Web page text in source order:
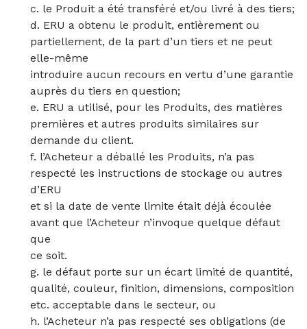
c. le Produit a été transféré et/ou livré à des tiers;
d. ERU a obtenu le produit, entièrement ou
partiellement, de la part d’un tiers et ne peut
elle-même
introduire aucun recours en vertu d’une garantie
auprès du tiers en question;
e. ERU a utilisé, pour les Produits, des matières
premières et autres produits similaires sur
demande du client.
f. l’Acheteur a déballé les Produits, n’a pas
respecté les instructions de stockage ou autres
d’ERU
et si la date de vente limite était déjà écoulée
avant que l’Acheteur n’invoque quelque défaut
que
ce soit.
g. le défaut porte sur un écart limité de quantité,
qualité, couleur, finition, dimensions, composition
etc. acceptable dans le secteur, ou
h. l’Acheteur n’a pas respecté ses obligations (de